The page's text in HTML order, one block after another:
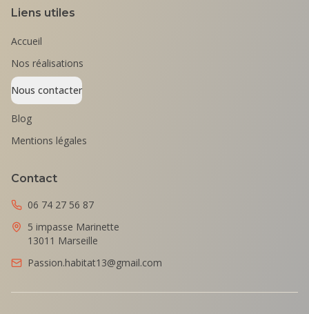
Liens utiles
Accueil
Nos réalisations
Nous contacter
Blog
Mentions légales
Contact
06 74 27 56 87
5 impasse Marinette
13011 Marseille
Passion.habitat13@gmail.com